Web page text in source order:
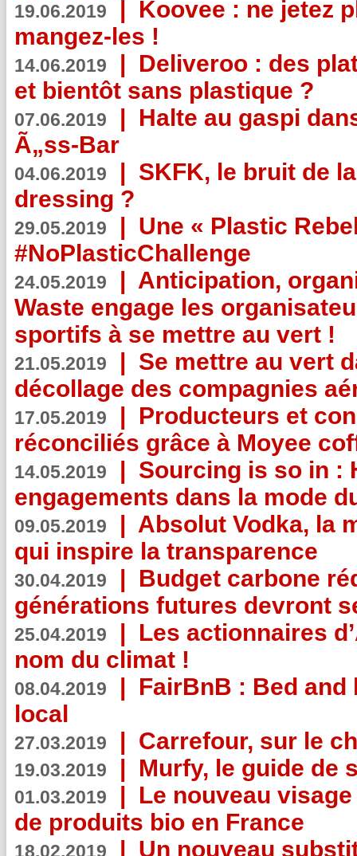
19.06.2019 | Koovee : ne jetez
mangez-les !
14.06.2019 | Deliveroo : des
et bientôt sans plastique ?
07.06.2019 | Halte au gaspi
Ã„ss-Bar
04.06.2019 | SKFK, le bruit de
dressing ?
29.05.2019 | Une « Plastic
#NoPlasticChallenge
24.05.2019 | Anticipation,
Waste engage les
sportifs à se mettre au vert !
21.05.2019 | Se mettre au vert
décollage des compagnies
17.05.2019 | Producteurs et
réconciliés grâce à Moyee
14.05.2019 | Sourcing is so in :
engagements dans la mode
09.05.2019 | Absolut Vodka, la
qui inspire la transparence
30.04.2019 | Budget carbone
générations futures devront
25.04.2019 | Les actionnaires
nom du climat !
08.04.2019 | FairBnB : Bed
local
27.03.2019 | Carrefour, sur le
19.03.2019 | Murfy, le guide de
01.03.2019 | Le nouveau
de produits bio en France
18.02.2019 | Un nouveau